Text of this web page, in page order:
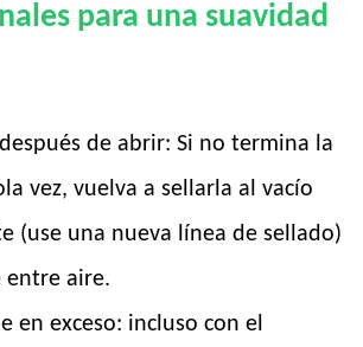
para una suavidad
de abrir: Si no termina la
vez, vuelva a sellarla al vacío
(use una nueva línea de sellado)
entre aire.
en exceso: incluso con el